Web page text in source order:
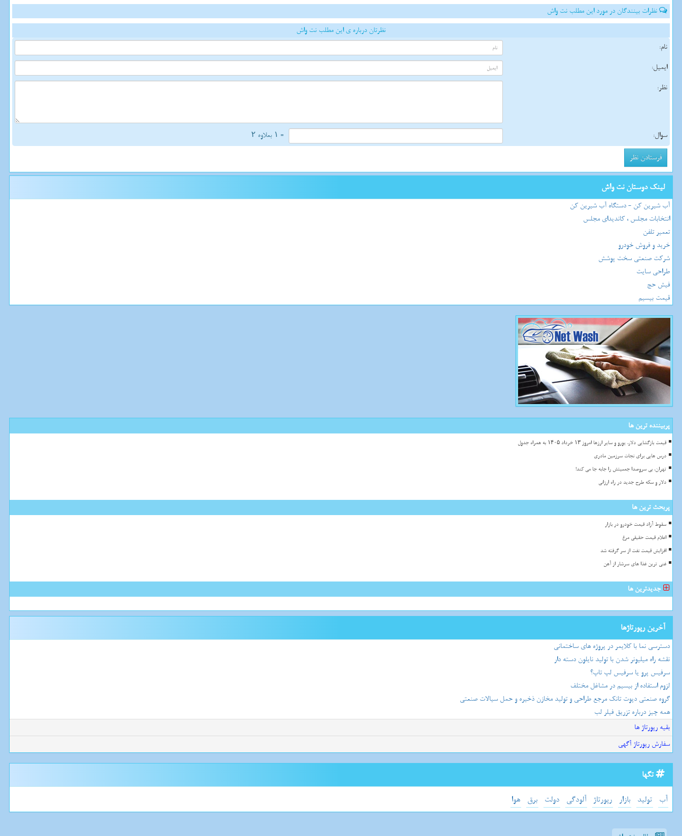
نظرات بینندگان در مورد این مطلب نت واش
نظرتان درباره ی این مطلب نت واش
نام:
ایمیل:
نظر:
سوال: = ۱ بعلاوه ۲
لینک دوستان نت واش
آب شیرین کن - دستگاه آب شیرین کن
انتخابات مجلس ، کاندیدای مجلس
تعمیر تلفن
خرید و فروش خودرو
شرکت صنعتی سخت پوشش
طراحی سایت
فیش حج
قیمت بیسیم
پربیننده ترین ها
قیمت بازگشایی دلار، یورو و سایر ارزها امروز ۱۳ خرداد ۱۴۰۵ به همراه جدول
درس هایی برای نجات سرزمین مادری
تهران، بی سروصدا جمعیتش را جابه جا می کند!
دلار و سکه طرح جدید در راه ارزانی
پربحث ترین ها
سقوط آزاد قیمت خودرو در بازار
اعلام قیمت حقیقی مرغ
افزایش قیمت نفت از سر گرفته شد
غنی ترین غذا های سرشار از آهن
جدیدترین ها
آخرین رپورتاژها
دسترسی نما با کلایمر در پروژه های ساختمانی
نقشه راه میلیونر شدن با تولید نایلون دسته دار
سرفیس پرو یا سرفیس لپ تاپ؟
لزوم استفاده از بیسیم در مشاغل مختلف
گروه صنعتی دپوت تانک مرجع طراحی و تولید مخازن ذخیره و حمل سیالات صنعتی
همه چیز درباره تزریق فیلر لب
بقیه رپورتاژ ها
سفارش رپورتاژ آگهی
تگها
آب تولید بازار رپورتاژ آلودگی دولت برق هوا